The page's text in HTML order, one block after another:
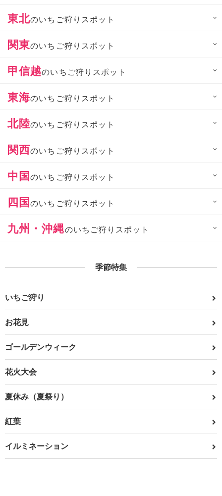
東北のいちご狩りスポット
関東のいちご狩りスポット
甲信越のいちご狩りスポット
東海のいちご狩りスポット
北陸のいちご狩りスポット
関西のいちご狩りスポット
中国のいちご狩りスポット
四国のいちご狩りスポット
九州・沖縄のいちご狩りスポット
季節特集
いちご狩り
お花見
ゴールデンウィーク
花火大会
夏休み（夏祭り）
紅葉
イルミネーション